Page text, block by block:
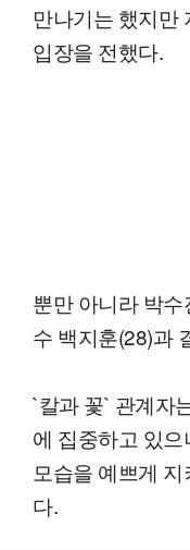
만나기는 했지만
입장을 전했다.
뿐만 아니라 박
수 백지훈(28)과
`칼과 꽃` 관계자
에 집중하고 있
모습을 예쁘게
다.